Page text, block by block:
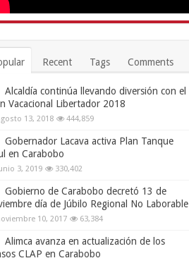
Recent Tags Comments
Alcaldía continúa llevando diversión con el
Vacacional Libertador 2018
13, 2018 444,859
Gobernador Lacava activa Plan Tanque
en Carabobo
3, 2019 330,402
Gobierno de Carabobo decretó 13 de
día de Júbilo Regional No Laborable
10, 2017 63,384
Alimca avanza en actualización de los
CLAP en Carabobo